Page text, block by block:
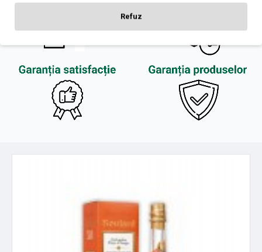
Refuz